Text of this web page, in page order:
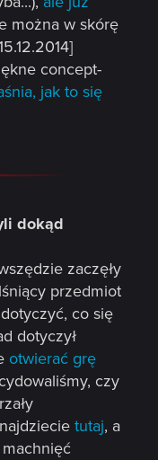
można w skórę
concept-
jak to się
dokąd
zaczęły
przedmiot
co się
dotyczył
otwierać grę
czy
tutaj, a